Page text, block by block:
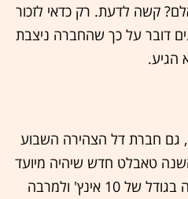
קשה לדעת. רק כדאי לזכור
דובר על כך שהחברה ניצבת
הגיע.
מלבד יצרנית המחשבים HP, גם חברת דל הצהירה השבוע
טאבלט חדש שיהיה מיועד
לשוק העסקי, המסך שלו יהיה בגודל של 10 אינץ' ולמרבה